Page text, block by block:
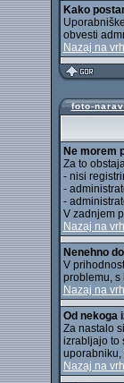
Kako
obvesti
Nazaj na vrh
foto-
Ne morem
Za to
- nisi
-
-
V zadnjem
Nazaj na vrh
Nenehno
V
problemu, s
Nazaj na vrh
Od nekoga
Za nastalo
izrabljajo to
uporabniku,
Nazaj na vrh